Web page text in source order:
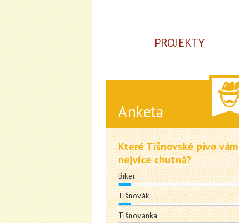
PROJEKTY
Anketa
Které Tišnovské pivo vám
nejvíce chutná?
Biker
10%
Tišnovák
10%
Tišnovanka